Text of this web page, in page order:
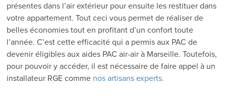
présentes dans l’air extérieur pour ensuite les restituer dans
votre appartement. Tout ceci vous permet de réaliser de
belles économies tout en profitant d’un confort toute
l’année. C’est cette efficacité qui a permis aux PAC de
devenir éligibles aux aides PAC air-air à Marseille. Toutefois,
pour pouvoir y accéder, il est nécessaire de faire appel à un
installateur RGE comme nos artisans experts.